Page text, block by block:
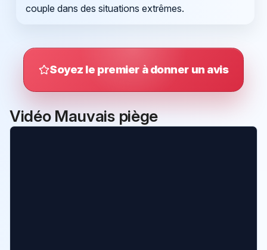
couple dans des situations extrêmes.
Soyez le premier à donner un avis
Vidéo Mauvais piège